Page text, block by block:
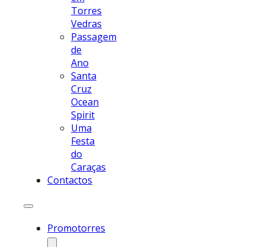
Torres
Vedras
Passagem
de
Ano
Santa
Cruz
Ocean
Spirit
Uma
Festa
do
Caraças
Contactos
Promotorres